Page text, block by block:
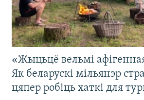
«Жыцьцё вельмі
Як беларускі мільянэр
цяпер робіць хаткі для